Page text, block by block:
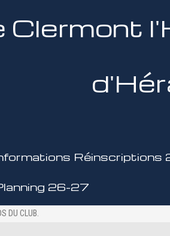
Clermont
Réinscriptions
26-27
DU CLUB.